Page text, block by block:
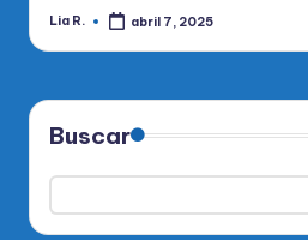
Publicado
Lia R. abril 7, 2025
Buscar